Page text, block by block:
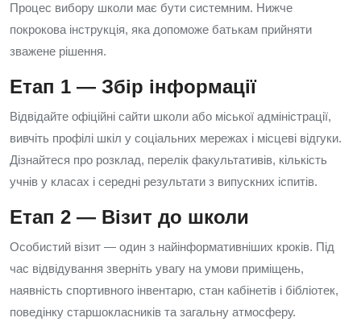
Процес вибору школи має бути системним. Нижче
покрокова інструкція, яка допоможе батькам прийняти
зважене рішення.
Етап 1 — Збір інформації
Відвідайте офіційні сайти школи або міської адміністрації,
вивчіть профілі шкіл у соціальних мережах і місцеві відгуки.
Дізнайтеся про розклад, перелік факультативів, кількість
учнів у класах і середні результати з випускних іспитів.
Етап 2 — Візит до школи
Особистий візит — один з найінформативніших кроків. Під
час відвідування зверніть увагу на умови приміщень,
наявність спортивного інвентарю, стан кабінетів і бібліотек,
поведінку старшокласників та загальну атмосферу.